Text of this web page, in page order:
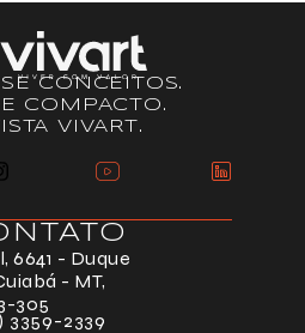
CONCEITOS.
COMPACTO.
VIVART.
6641 - Duque
- MT,
305
3359-2339